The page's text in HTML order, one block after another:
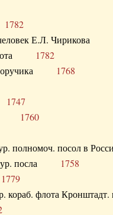
1782
Е.Л. Чирикова
1782
поручика 1768
1747
1760
полномоч. посол в
тур. посла 1758
1779
кораб. флота